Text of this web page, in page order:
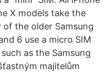
X models take the
of the older Samsung
6 use a micro SIM
as the Samsung
majitelům